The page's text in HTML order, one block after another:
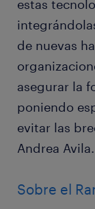
estas
de nuevas
asegurar la
poniendo
evitar las
Andrea Avila.
Sobre el